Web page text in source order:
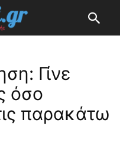
Γίνε
όσο
παρακάτω